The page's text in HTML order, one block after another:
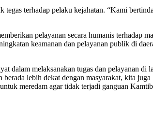
terhadap pelaku kejahatan. “Kami
pelayanan secara humanis terhadap
keamanan dan pelayanan publik di
dalam melaksanakan tugas dan pelayanan di
lebih dekat dengan masyarakat, kita
meredam agar tidak terjadi ganguan